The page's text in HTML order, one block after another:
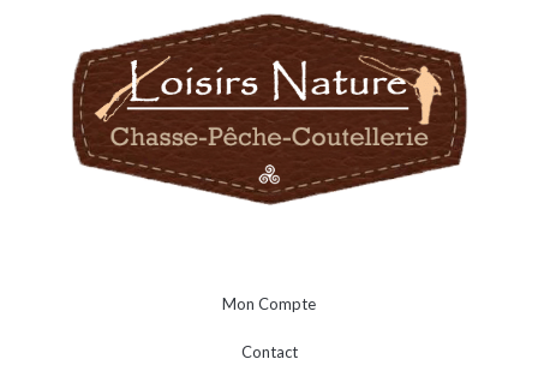
Mon Compte
Contact